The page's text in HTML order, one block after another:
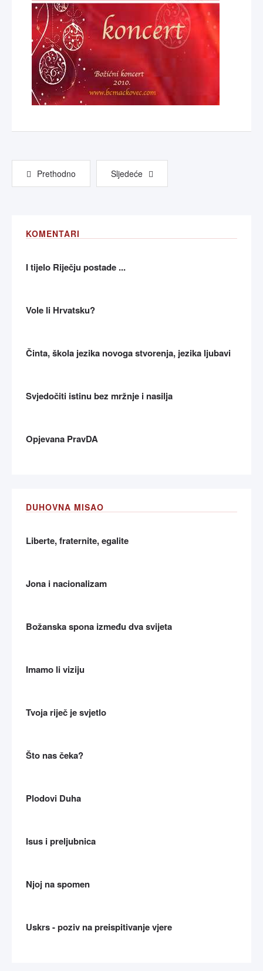
Prethodno Sljedeće
KOMENTARI
I tijelo Riječju postade ...
Vole li Hrvatsku?
Činta, škola jezika novoga stvorenja, jezika ljubavi
Svjedočiti istinu bez mržnje i nasilja
Opjevana PravDA
DUHOVNA MISAO
Liberte, fraternite, egalite
Jona i nacionalizam
Božanska spona između dva svijeta
Imamo li viziju
Tvoja riječ je svjetlo
Što nas čeka?
Plodovi Duha
Isus i preljubnica
Njoj na spomen
Uskrs - poziv na preispitivanje vjere